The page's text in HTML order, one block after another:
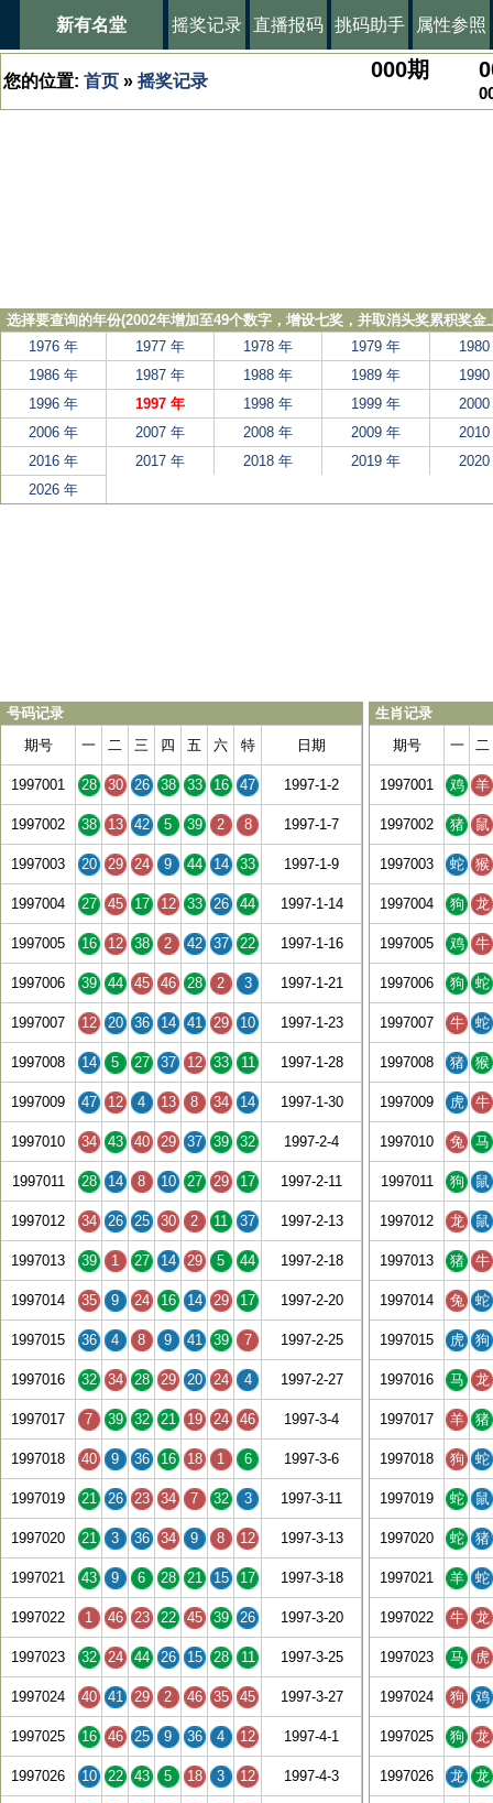
新有名堂 摇奖记录 直播报码 挑码助手 属性参照
您的位置: 首页 » 摇奖记录 000期
选择要查询的年份(2002年增加至49个数字，增设七奖，并取消头奖累积奖
1976 年
1977 年 1978 年 1979 年
1986 年
1987 年 1988 年 1989 年
1996 年
1997 年 1998 年 1999 年
2000
2006 年
2007 年 2008 年 2009 年
2010
2016 年
2017 年 2018 年 2019 年
2020
2026 年
号码记录
期号
一 二 三 四 五 六 特 日期
1997001 28 30 26 38 33 16 47 1997-1-2
1997002 38 13 42 5 39 2 8 1997-1-7
1997003 20 29 24 9 44 14 33 1997-1-9
1997004 27 45 17 12 33 26 44 1997-1-14
1997005 16 12 38 2 42 37 22 1997-1-16
1997006 39 44 45 46 28 2 3 1997-1-21
1997007 12 20 36 14 41 29 10 1997-1-23
1997008 14 5 27 37 12 33 11 1997-1-28
1997009 47 12 4 13 8 34 14 1997-1-30
1997010 34 43 40 29 37 39 32 1997-2-4
1997011 28 14 8 10 27 29 17 1997-2-11
1997012 34 26 25 30 2 11 37 1997-2-13
1997013 39 1 27 14 29 5 44 1997-2-18
1997014 35 9 24 16 14 29 17 1997-2-20
1997015 36 4 8 9 41 39 7 1997-2-25
1997016 32 34 28 29 20 24 4 1997-2-27
1997017 7 39 32 21 19 24 46 1997-3-4
1997018 40 9 36 16 18 1 6 1997-3-6
1997019 21 26 23 34 7 32 3 1997-3-11
1997020 21 3 36 34 9 8 12 1997-3-13
1997021 43 9 6 28 21 15 17 1997-3-18
1997022 1 46 23 22 45 39 26 1997-3-20
1997023 32 24 44 26 15 28 11 1997-3-25
1997024 40 41 29 2 46 35 45 1997-3-27
1997025 16 46 25 9 36 4 12 1997-4-1
1997026 10 22 43 5 18 3 12 1997-4-3
生肖记录
期号
一 二
1997001 鸡 羊
1997002 猪 鼠
1997003 蛇 猴
1997004 狗 龙
1997005 鸡 牛
1997006 狗 蛇
1997007 牛 蛇
1997008 猪 猴
1997009 虎 牛
1997010 兔 马
1997011 狗 鼠
1997012 龙 鼠
1997013 猪 牛
1997014 兔 蛇
1997015 虎 狗
1997016 马 龙
1997017 羊 猪
1997018 狗 蛇
1997019 蛇 鼠
1997020 蛇 猪
1997021 羊 蛇
1997022 牛 龙
1997023 马 虎
1997024 狗 鸡
1997025 狗 龙
1997026 龙 龙